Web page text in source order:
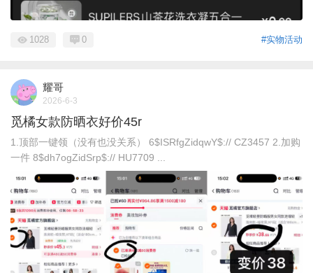
#实物活动
1028 0
耀哥
2026-6-3
觅橘女款防晒衣好价45r
1.顶部一键领（没有也没关系） 6$ISRfgZidqwY$:// CZ3457 2.加购
一件 8$dh7ogZidSrp$:// HU7709 ...